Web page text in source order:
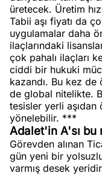
üretecek. Üretim
Tabii aşı fiyatı da
uygulamalar daha
ilaçlarındaki
çok pahalı ilaçları
ciddi bir hukuki
kazandı. Bu kez
de global nitelikte.
tesisler yerli aşıdan
yönelebilir. ***
Adalet'in A'sı bu
Görevden alınan
gün yeni bir
varmış desek